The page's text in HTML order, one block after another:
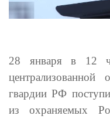
28 января в 12
централизованной
гвардии РФ
из охраняемых